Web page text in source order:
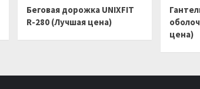
кг
Беговая дорожка UNIXFIT
R-280 (Лучшая цена)
цена)